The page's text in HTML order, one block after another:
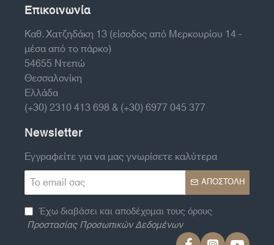
Επικοινωνία
Καθ. Χατζηδάκη 13 (είσοδος από Μερκουρίου 14 -
μέσα από το πάρκο)
54655 Ντεπώ
Θεσσαλονίκη
Ελλάδα
(+30) 2310 413 698 & (+30) 6977 045 377
Newsletter
Εγγραφείτε για να μας γνωρίσετε καλύτερα
Το
email
σας
ΑΠΟΣΤΟΛΉ
Έχω διαβάσει και αποδέχομαι τους όρους
Προστασίας Προσωπικών Δεδομένων